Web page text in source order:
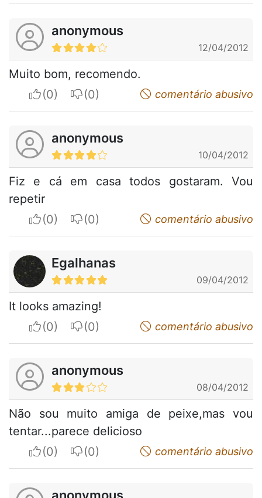
anonymous
12/04/2012
Muito bom, recomendo.
I apreciateI do not appreciatecomentário abusivo
anonymous
10/04/2012
Fiz e cá em casa todos gostaram. Vou
repetir
I apreciateI do not appreciatecomentário abusivo
Egalhanas
09/04/2012
It looks amazing!
I apreciateI do not appreciatecomentário abusivo
anonymous
08/04/2012
Não sou muito amiga de peixe,mas vou
tentar...parece delicioso
I apreciateI do not appreciatecomentário abusivo